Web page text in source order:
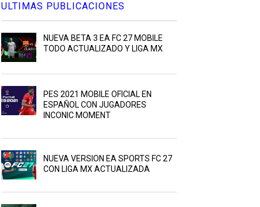
ULTIMAS PUBLICACIONES
NUEVA BETA 3 EA FC 27 MOBILE
TODO ACTUALIZADO Y LIGA MX
PES 2021 MOBILE OFICIAL EN
ESPAÑOL CON JUGADORES
INCONIC MOMENT
NUEVA VERSION EA SPORTS FC 27
CON LIGA MX ACTUALIZADA